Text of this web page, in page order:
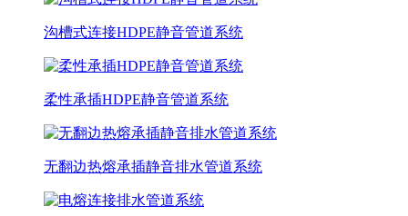
沟槽式连接HDPE静音管道系统
柔性承插HDPE静音管道系统
无翻边热熔承插静音排水管道系统